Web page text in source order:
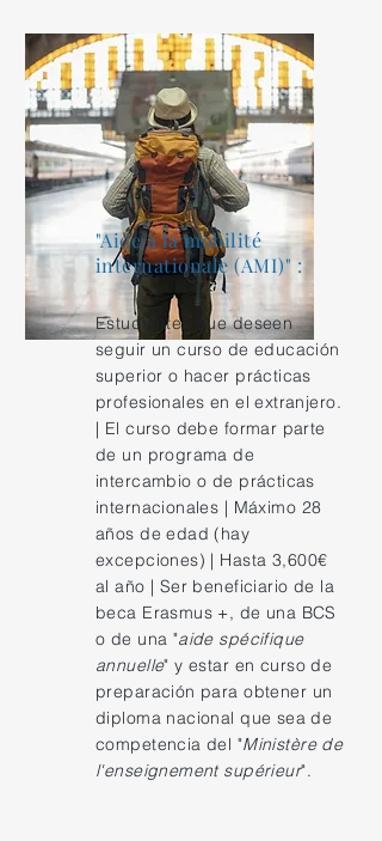
"Aide à la mobilité
internationale (AMI)" :
Estudiantes que deseen
seguir un curso de educación
superior o hacer prácticas
profesionales en el extranjero.
| El curso debe formar parte
de un programa de
intercambio o de prácticas
internacionales | Máximo 28
años de edad (hay
excepciones) | Hasta 3,600€
al año | Ser beneficiario de la
beca Erasmus +, de una BCS
o de una "aide spécifique
annuelle" y estar en curso de
preparación para obtener un
diploma nacional que sea de
competencia del "Ministère de
l'enseignement supérieur".